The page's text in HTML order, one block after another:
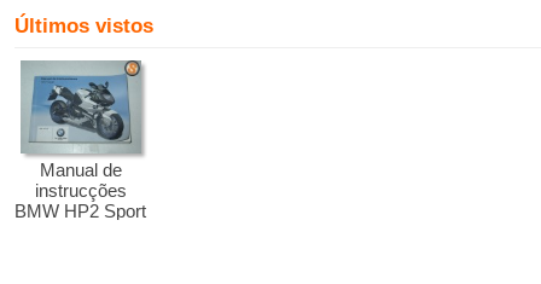
Últimos vistos
Manual de
instrucções
BMW HP2 Sport